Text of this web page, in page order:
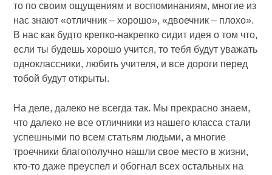
то по своим ощущениям и воспоминаниям, многие из
нас знают «отличник – хорошо», «двоечник – плохо».
В нас как будто крепко-накрепко сидит идея о том что,
если ты будешь хорошо учится, то тебя будут уважать
одноклассники, любить учителя, и все дороги перед
тобой будут открыты.
На деле, далеко не всегда так. Мы прекрасно знаем,
что далеко не все отличники из нашего класса стали
успешными по всем статьям людьми, а многие
троечники благополучно нашли свое место в жизни,
кто-то даже преуспел и обогнал всех остальных на